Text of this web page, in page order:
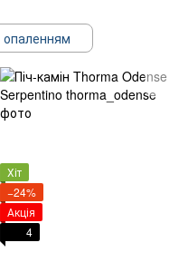
опаленням
Хіт
−24%
Акція
4